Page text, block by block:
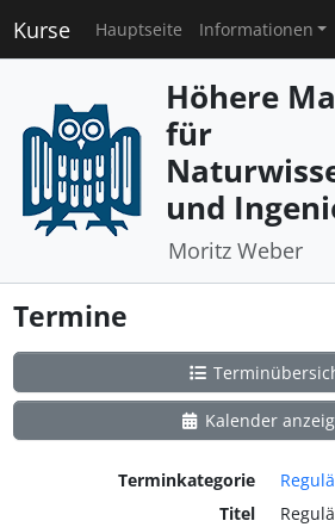
Kurse Hauptseite Informationen
Höhere
für
und
Moritz Weber
Termine
Kalender
Terminkategorie
Titel